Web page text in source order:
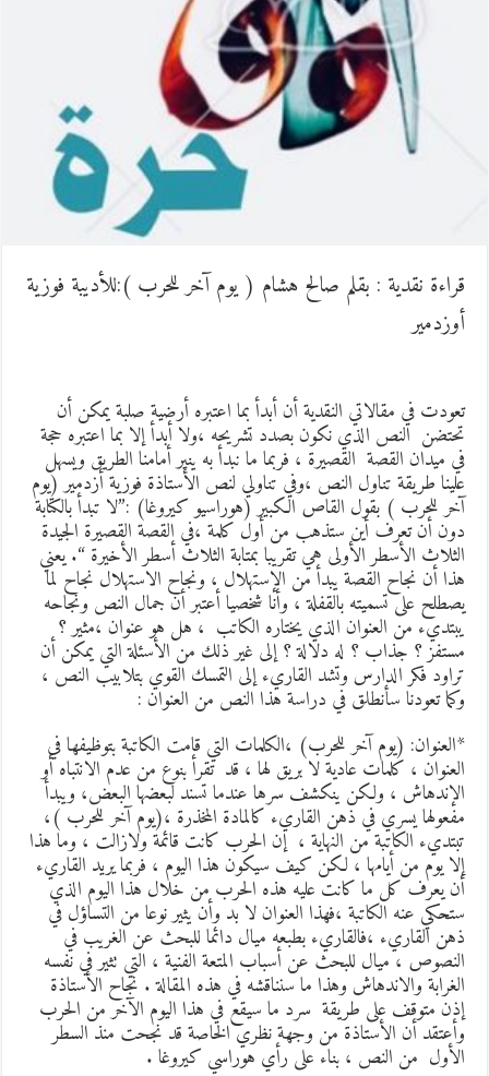
نقدية : بقلم صالح هشام ( يوم آخر للحرب ):للأديبة فوزية
في مقالاتي النقدية أن أبدأ بما اعتبره أرضية صلبة يمكن أن
النص الذي نكون بصدد تشريحه ،ولا أبدأ إلا بما اعتبره حجة
ميدان القصة القصيرة ، فربما ما نبدأ به ينير أمامنا الطريق ويسهل
طريقة تناول النص ،وفي تناولي لنص الأستاذة فوزية أزدمير (يوم
للحرب ) بقول القاص الكبير (هوراسيو كيروغا) :”لا تبدأ بالكتابة
أن تعرف أين ستذهب من أول كلمة ،في القصة القصيرة الجيدة
الأسطر الأولى هي تقريبا بمتابة الثلاث أسطر الأخيرة “. يعني
أن نجاح القصة يبدأ من الإستهلال ، ونجاح الاستهلال نجاح لما
على تسميته بالقفلة ، وأنا شخصيا أعتبر أن جمال النص ونجاحه
من العنوان الذي يختاره الكاتب ، هل هو عنوان ،مثير ؟
؟ جذاب ؟ له دلالة ؟ إلى غير ذلك من الأسئلة التي يمكن أن
فكر الدارس وتشد القاريء إلى التمسك القوي بتلابيب النص ،
تعودنا سأنطلق في دراسة هذا النص من العنوان :
(يوم آخر للحرب) ،الكلمات التي قامت الكاتبة بتوظيفها في
، كلمات عادية لا بريق لها ، قد تقرأ بنوع من عدم الانتباه أو
، ولكن ينكشف سرها عندما تسند لبعضها البعض، ويبدأ
يسري في ذهن القاريء كالمادة المخذرة ،(يوم آخر للحرب )،
الكاتبة من النهاية ، إن الحرب كانت قائمة ولازالت ، وما هذا
يوم من أيامها ، لكن كيف سيكون هذا اليوم ، فربما يريد القاريء
يعرف كل ما كانت عليه هذه الحرب من خلال هذا اليوم الذي
عنه الكاتبة ،فهذا العنوان لا بد وأن يثير نوعا من التساؤل في
القاريء ،فالقاريء بطبعه ميال دائما للبحث عن الغريب في
، ميال للبحث عن أسباب المتعة الفنية ، التي تثير في نفسه
والاندهاش وهذا ما سنناقشه في هذه المقالة . نجاح الأستاذة
متوقف على طريقة سرد ما سيقع في هذا اليوم الآخر من الحرب
أن الأستاذة من وجهة نظري الخاصة قد نجحت منذ السطر
من النص ، بناء على رأي هوراسي كيروغا .